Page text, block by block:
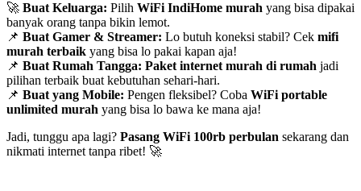
🚀 Buat Keluarga: Pilih WiFi IndiHome murah yang bisa dipakai
banyak orang tanpa bikin lemot.
📌 Buat Gamer & Streamer: Lo butuh koneksi stabil? Cek mifi
murah terbaik yang bisa lo pakai kapan aja!
📌 Buat Rumah Tangga: Paket internet murah di rumah jadi
pilihan terbaik buat kebutuhan sehari-hari.
📌 Buat yang Mobile: Pengen fleksibel? Coba WiFi portable
unlimited murah yang bisa lo bawa ke mana aja!
Jadi, tunggu apa lagi? Pasang WiFi 100rb perbulan sekarang dan
nikmati internet tanpa ribet! 🚀